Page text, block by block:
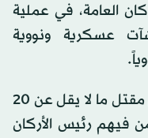
العامة، في عملية
عسكرية ونووية
وكان الجيش الإسرائيلي أعلن عن مقتل ما لا يقل عن 20
فيهم رئيس الأركان